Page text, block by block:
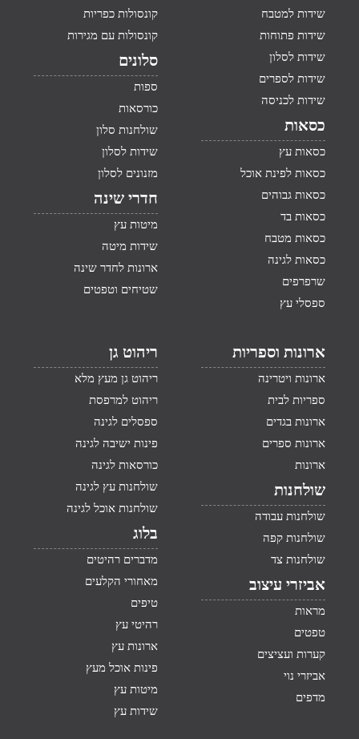
שידות למטבח
שידות פתוחות
שידות לסלון
שידות לספרים
שידות לכניסה
כסאות
כסאות עץ
כסאות לפינת אוכל
כסאות גבוהים
כסאות בד
כסאות מטבח
כסאות לגינה
שרפרפים
ספסלי עץ
קונסולות כפריות
קונסולות עם מגירות
סלונים
ספות
כורסאות
שולחנות סלון
שידות לסלון
מזנונים לסלון
חדרי שינה
מיטות עץ
שידות מיטה
ארונות לחדר שינה
שטיחים וטפטים
ארונות וספריות
ארונות ויטרינה
ספריות לבית
ארונות בגדים
ארונות ספרים
ארונות
שולחנות
שולחנות עבודה
שולחנות קפה
שולחנות צד
אביזרי עיצוב
מראות
טפטים
קערות ועציצים
אביזרי נוי
מדפים
ריהוט גן
ריהוט גן מעץ מלא
ריהוט למרפסת
ספסלים לגינה
פינות ישיבה לגינה
כורסאות לגינה
שולחנות עץ לגינה
שולחנות אוכל לגינה
בלוג
מדברים רהיטים
מאחורי הקלעים
טיפים
רהיטי עץ
ארונות עץ
פינות אוכל מעץ
מיטות עץ
שידות עץ